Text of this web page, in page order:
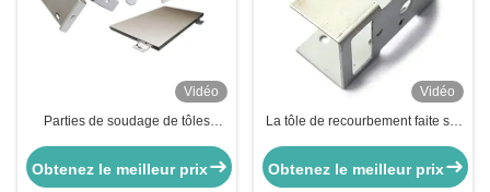
Vidéo
Parties de soudage de tôles
Obtenez le meilleur prix
Vidéo
La tôle de recourbement faite sur
les pièces de rechange en acier
de l'aluminium Q235 6061
Obtenez le meilleur prix